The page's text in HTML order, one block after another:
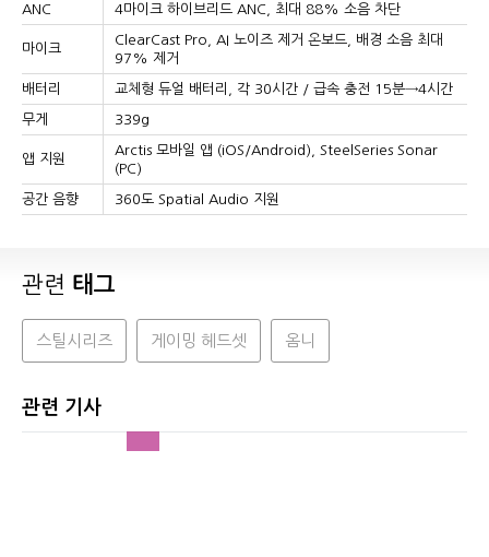
ANC 4마이크 하이브리드 ANC, 최대 88% 소음 차단
마이크
ClearCast Pro, AI 노이즈 제거 온보드, 배경 소음 최대
97% 제거
배터리 교체형 듀얼 배터리, 각 30시간 / 급속 충전 15분→4시간
무게 339g
앱 지원
Arctis 모바일 앱 (iOS/Android), SteelSeries Sonar
(PC)
공간 음향 360도 Spatial Audio 지원
관련 태그
스틸시리즈 게이밍 헤드셋 옴니
관련 기사